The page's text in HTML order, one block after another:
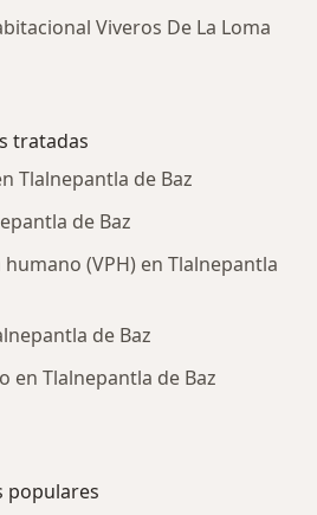
Viveros De La Loma
tratadas
Tlalnepantla de Baz
de Baz
(VPH) en Tlalnepantla
de Baz
en Tlalnepantla de Baz
populares